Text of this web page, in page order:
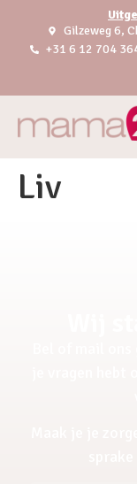
Gilzeweg 6,
+31 6 12 704
Liv